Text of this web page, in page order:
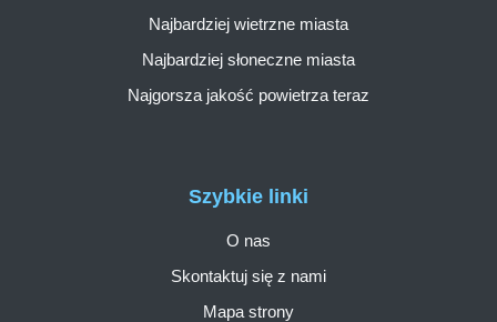
Szybkie linki
O nas
Skontaktuj się z nami
Mapa strony
Najbardziej wietrzne miasta
Najbardziej słoneczne miasta
Najgorsza jakość powietrza teraz